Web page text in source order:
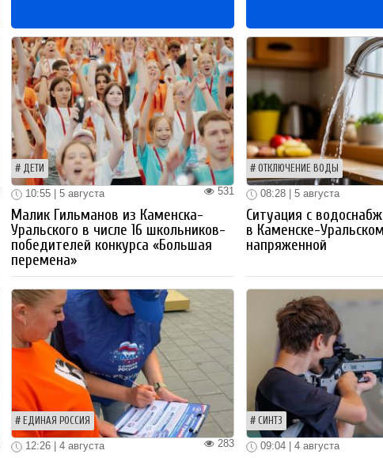
ДЕТИ
531
10:55 | 5 августа
Малик Гильманов из Каменска-
Уральского в числе 16 школьников-
победителей конкурса «Большая
перемена»
ОТКЛЮЧЕНИЕ ВОДЫ
08:28 | 5 августа
Ситуация с
в Каменске-
напряженной
ЕДИНАЯ РОССИЯ
283
12:26 | 4 августа
СИНТЗ
09:04 | 4 августа